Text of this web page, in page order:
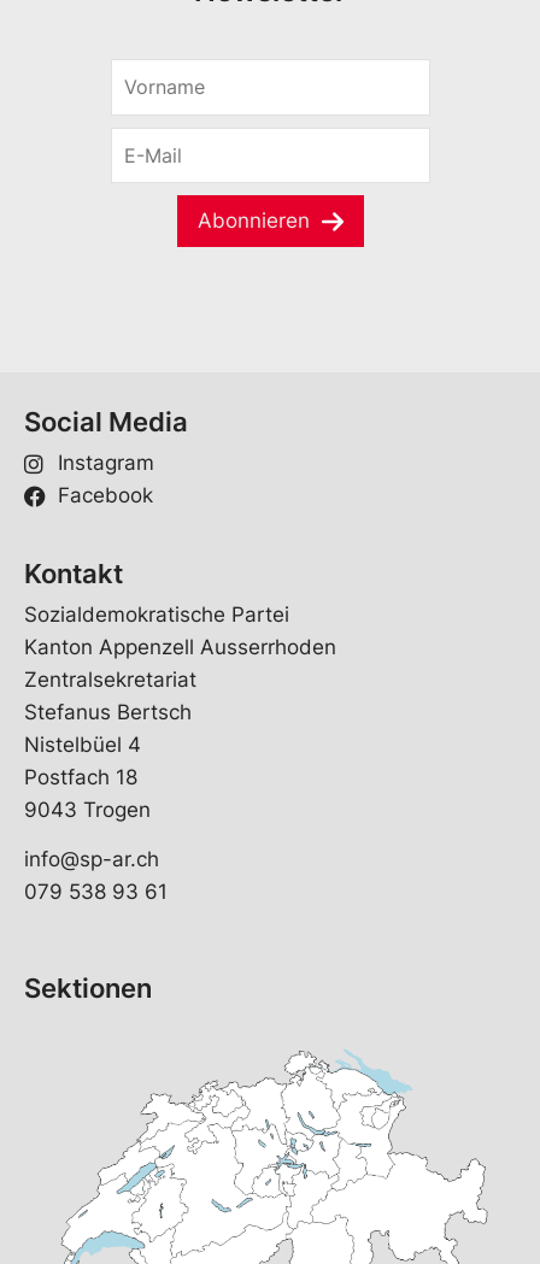
r
M
Abonnieren
Social Media
Instagram
Facebook
Kontakt
Sozialdemokratische Partei
Kanton Appenzell Ausserrhoden
Zentralsekretariat
Stefanus Bertsch
Nistelbüel 4
Postfach 18
9043 Trogen
info@sp-ar.ch
079 538 93 61
Sektionen